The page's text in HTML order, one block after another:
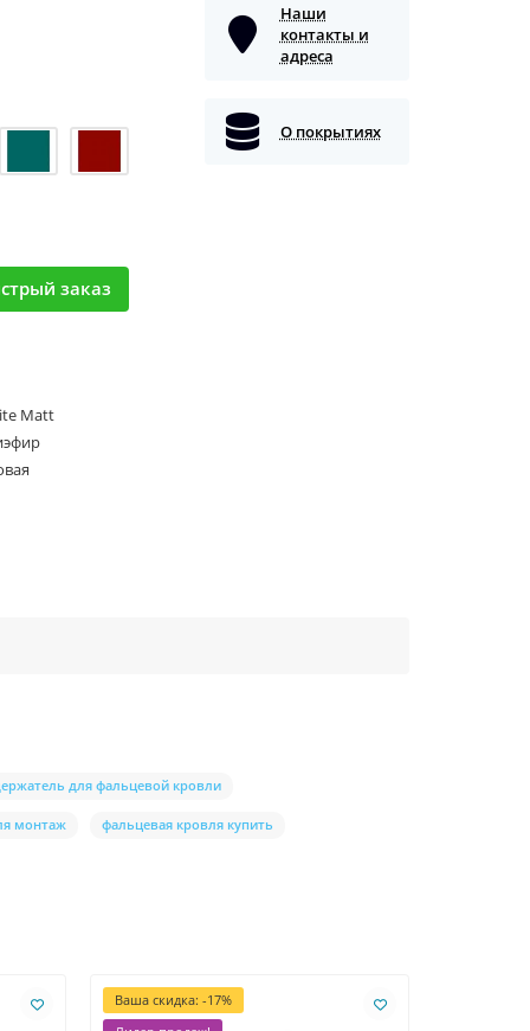
заказ
Matt
Наши
контакты и
адреса
О покрытиях
для фальцевой кровли
монтаж фальцевая кровля купить
Ваша скидка: -17%